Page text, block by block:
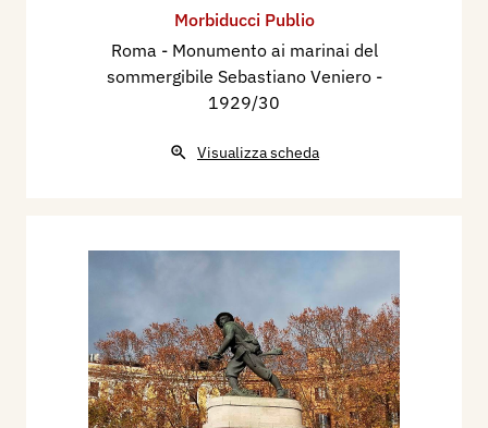
Morbiducci Publio
Roma - Monumento ai marinai del
sommergibile Sebastiano Veniero -
1929/30
Visualizza scheda